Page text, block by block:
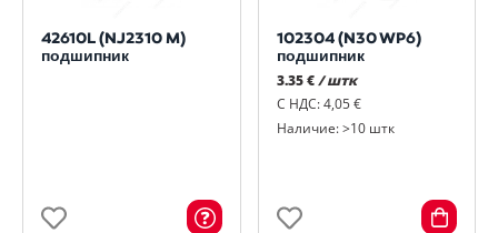
42610L (NJ2310 M)
подшипник
102304 (N30 WP6)
подшипник
3.35 € / штк
С НДС: 4,05 €
Наличие: >10 штк